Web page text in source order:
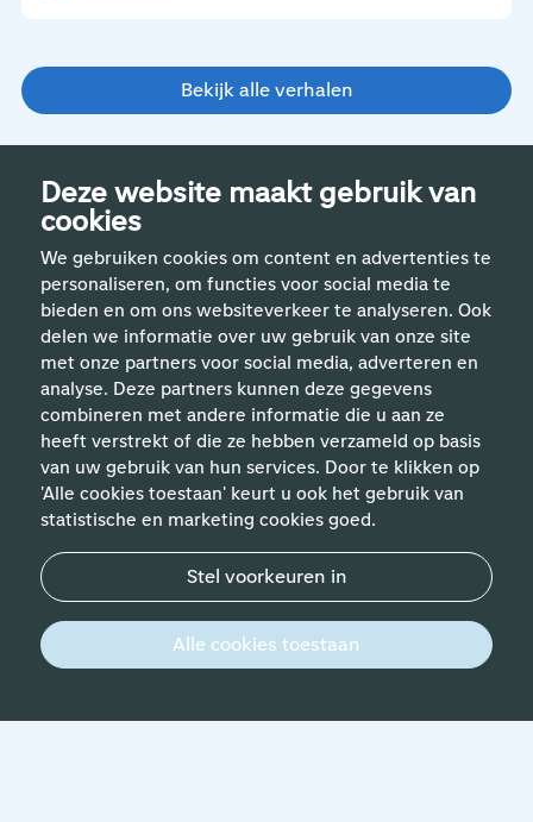
Deze website maakt gebruik van
cookies
We gebruiken cookies om content en advertenties te
personaliseren, om functies voor social media te
bieden en om ons websiteverkeer te analyseren. Ook
delen we informatie over uw gebruik van onze site
met onze partners voor social media, adverteren en
analyse. Deze partners kunnen deze gegevens
combineren met andere informatie die u aan ze
heeft verstrekt of die ze hebben verzameld op basis
van uw gebruik van hun services. Door te klikken op
'Alle cookies toestaan' keurt u ook het gebruik van
statistische en marketing cookies goed.
Stel voorkeuren in
Alle cookies toestaan
Bekijk alle verhalen
Handige links
Vakgebieden
Contact
© 2026 Werken bij SchipholPrivacyverklaring